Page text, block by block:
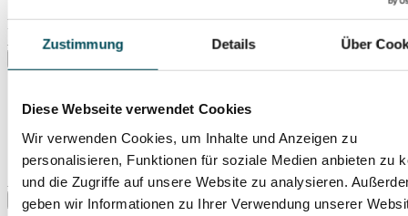
Zustimmung Details Über
Diese Webseite verwendet Cookies
Wir verwenden Cookies, um Inhalte und Anzeigen zu
personalisieren, Funktionen für soziale Medien anbieten zu
und die Zugriffe auf unsere Website zu analysieren.
geben wir Informationen zu Ihrer Verwendung unserer
Di., 13.10.2026
Prinzregententheater
Stuttgarter Philharmoniker
So., 25.10.2026
Prinzregententheater